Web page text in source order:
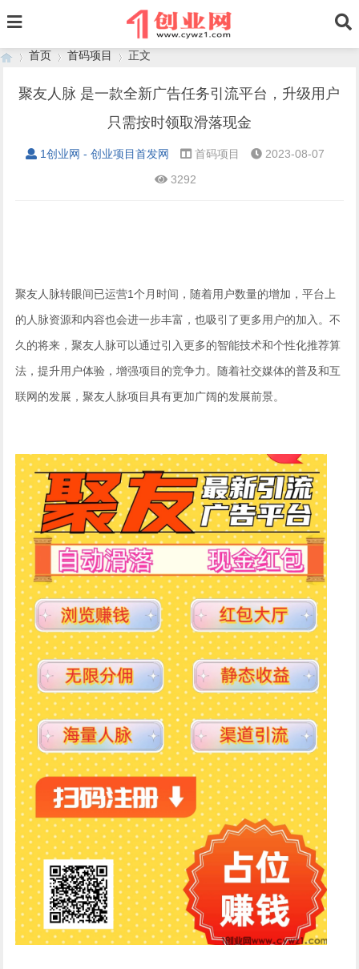
首页 首码项目
›
正文
聚友人脉 是一款全新广告任务引流平台，升级用户
只需按时领取滑落现金
1创业网 - 创业项目首发网 首码项目
2023-08-07
3292
聚友人脉转眼间已运营1个月时间，随着用户数量的增加，平台上
的人脉资源和内容也会进一步丰富，也吸引了更多用户的加入。不
久的将来，聚友人脉可以通过引入更多的智能技术和个性化推荐算
法，提升用户体验，增强项目的竞争力。随着社交媒体的普及和互
联网的发展，聚友人脉项目具有更加广阔的发展前景。